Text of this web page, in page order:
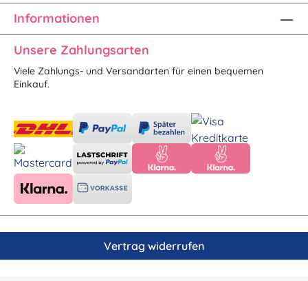
Informationen
Unsere Zahlungsarten
Viele Zahlungs- und Versandarten für einen bequemen
Einkauf.
Vertrag widerrufen